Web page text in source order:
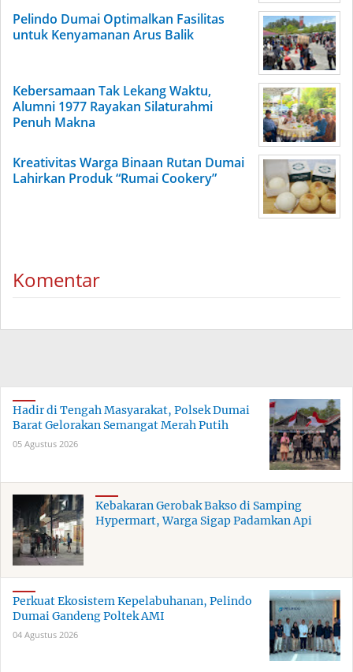
Pelindo Dumai Optimalkan Fasilitas
untuk Kenyamanan Arus Balik
Kebersamaan Tak Lekang Waktu,
Alumni 1977 Rayakan Silaturahmi
Penuh Makna
Kreativitas Warga Binaan Rutan Dumai
Lahirkan Produk “Rumai Cookery”
Komentar
Hadir di Tengah Masyarakat, Polsek Dumai
Barat Gelorakan Semangat Merah Putih
05 Agustus 2026
Kebakaran Gerobak Bakso di Samping
Hypermart, Warga Sigap Padamkan Api
Perkuat Ekosistem Kepelabuhanan, Pelindo
Dumai Gandeng Poltek AMI
04 Agustus 2026